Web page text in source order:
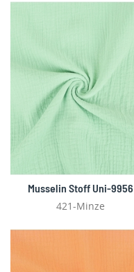
Musselin Stoff Uni-9956
421-Minze